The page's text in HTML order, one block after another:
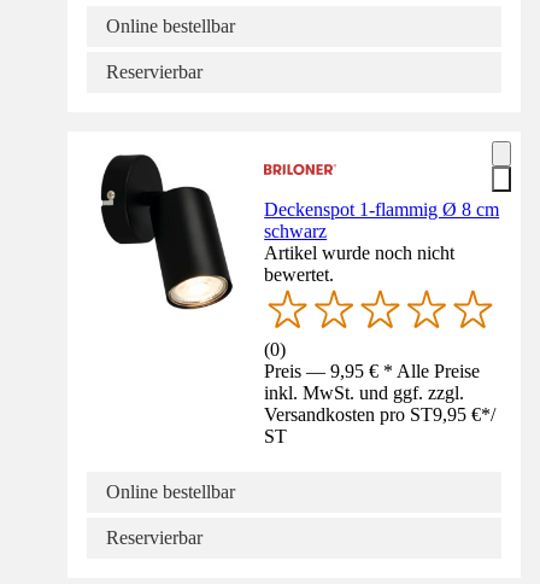
Online bestellbar
Reservierbar
Deckenspot 1-flammig Ø 8 cm
schwarz
Artikel wurde noch nicht
bewertet.
(0)
Preis — 9,95 € * Alle Preise
inkl. MwSt. und ggf. zzgl.
Versandkosten pro ST9,95 €*/
ST
Online bestellbar
Reservierbar